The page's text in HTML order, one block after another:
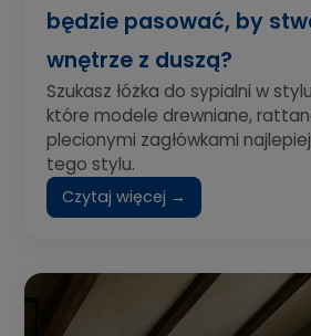
będzie pasować, by
wnętrze z duszą?
Szukasz łóżka do sypialni w
które modele drewniane,
plecionymi zagłówkami
tego stylu.
Czytaj więcej →